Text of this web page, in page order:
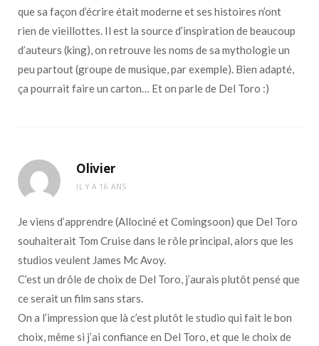
que sa façon d’écrire était moderne et ses histoires n’ont
rien de vieillottes. Il est la source d’inspiration de beaucoup
d’auteurs (king), on retrouve les noms de sa mythologie un
peu partout (groupe de musique, par exemple). Bien adapté,
ça pourrait faire un carton… Et on parle de Del Toro :)
Olivier
IL Y A 16 ANS
Je viens d’apprendre (Allociné et Comingsoon) que Del Toro
souhaiterait Tom Cruise dans le rôle principal, alors que les
studios veulent James Mc Avoy.
C’est un drôle de choix de Del Toro, j’aurais plutôt pensé que
ce serait un film sans stars.
On a l’impression que là c’est plutôt le studio qui fait le bon
choix, même si j’ai confiance en Del Toro, et que le choix de